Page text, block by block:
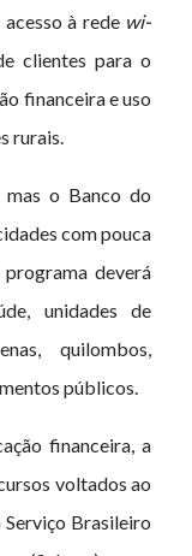
à rede wi-
clientes para o
financeira e uso
rurais.
o Banco do
com pouca
deverá
unidades de
quilombos,
públicos.
financeira, a
voltados ao
Brasileiro